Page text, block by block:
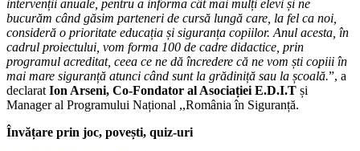
intervenții anuale, pentru a informa cât mai mulți elevi și ne
bucurăm când găsim parteneri de cursă lungă care, la fel ca noi,
consideră o prioritate educația și siguranța copiilor. Anul acesta, în
cadrul proiectului, vom forma 100 de cadre didactice, prin
programul acreditat, ceea ce ne dă încredere că ne vom ști copiii în
mai mare siguranță atunci când sunt la grădiniță sau la școală.”, a
declarat Ion Arseni, Co-Fondator al Asociației E.D.I.T și
Manager al Programului Național ,,România în Siguranță.
Învățare prin joc, povești, quiz-uri